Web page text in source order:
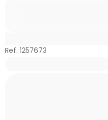
Ref. 1257673